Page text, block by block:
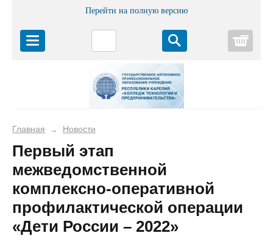
Перейти на полную версию
Главная → Новости
Первый этап
межведомственной
комплексно-оперативной
профилактической операции
«Дети России – 2022»